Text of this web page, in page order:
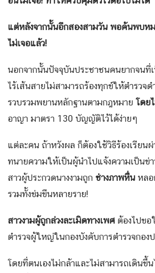
แต่หลังจากนั้นอีกสองสามวัน พอค้นพบหม
ไม่เจอแล้ว!
นอกจากนั้นปัจจุบันประชาชนคนยากจนที่
ไร้เส้นสายไม่สามารถร้องทุกข์ให้ตำรวจ
รวบรวมพยานหลักฐานตามกฎหมาย โดย
อาญา มาตรา 130 บัญญัติไว้ได้ง่ายๆ
แต่ละคน ถ้าหวังผล ก็ต้องใช้วิธีร้องเรียน
ทนายความให้เป็นผู้นำไปแจ้งความเป็น
สาวผู้ประกวดนางงามถูก ช่างภาพหื่น หลอ
รวมทั้งข่มขืนหลายราย!
สาวงามผู้ถูกล่วงละเมิดทางเพศ ต้องไปข
ตำรวจผู้ใหญ่ในกองบังคับการตำรวจกอง
โดยที่ตนเองไม่กล้าและไม่สามารถเดินขึ้น